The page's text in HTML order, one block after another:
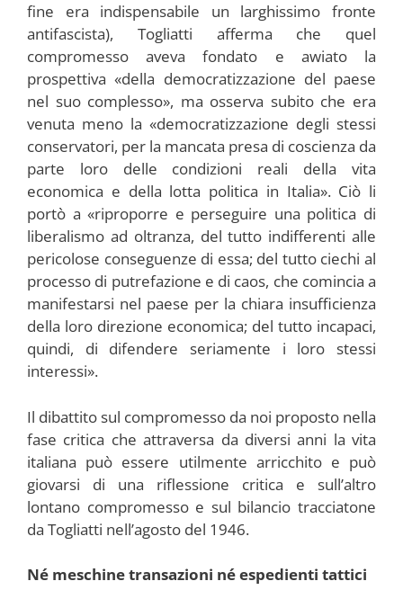
fine era indispensabile un larghissimo fronte
antifascista), Togliatti afferma che quel
compromesso aveva fondato e awiato la
prospettiva «della democratizzazione del paese
nel suo complesso», ma osserva subito che era
venuta meno la «democratizzazione degli stessi
conservatori, per la mancata presa di coscienza da
parte loro delle condizioni reali della vita
economica e della lotta politica in Italia». Ciò li
portò a «riproporre e perseguire una politica di
liberalismo ad oltranza, del tutto indifferenti alle
pericolose conseguenze di essa; del tutto ciechi al
processo di putrefazione e di caos, che comincia a
manifestarsi nel paese per la chiara insufficienza
della loro direzione economica; del tutto incapaci,
quindi, di difendere seriamente i loro stessi
interessi».
Il dibattito sul compromesso da noi proposto nella
fase critica che attraversa da diversi anni la vita
italiana può essere utilmente arricchito e può
giovarsi di una riflessione critica e sull’altro
lontano compromesso e sul bilancio tracciatone
da Togliatti nell’agosto del 1946.
Né meschine transazioni né espedienti tattici